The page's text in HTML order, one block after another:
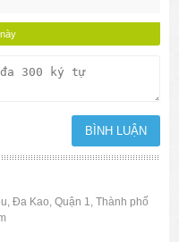
Đa Kao, Quận 1, Thành phố